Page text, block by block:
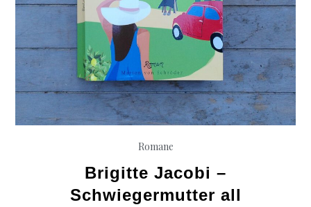
Romane
Brigitte Jacobi –
Schwiegermutter all